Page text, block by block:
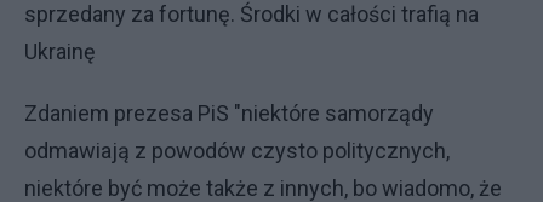
sprzedany za fortunę. Środki w całości trafią na
Ukrainę
Zdaniem prezesa PiS "niektóre samorządy
odmawiają z powodów czysto politycznych,
niektóre być może także z innych, bo wiadomo, że